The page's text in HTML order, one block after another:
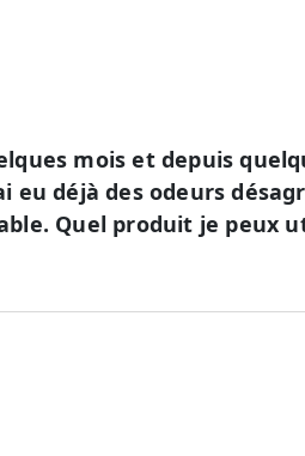
mois et depuis
eu déjà des odeurs
Quel produit je peux